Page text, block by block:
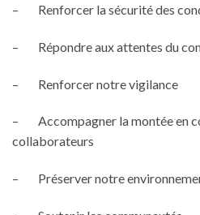
– Renforcer la sécurité des
– Répondre aux attentes du
– Renforcer notre vigilance
– Accompagner la montée en
collaborateurs
– Préserver notre